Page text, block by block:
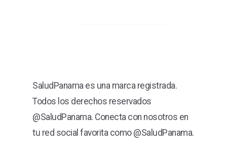
SaludPanama es una marca registrada.
Todos los derechos reservados
@SaludPanama. Conecta con nosotros en
tu red social favorita como @SaludPanama.